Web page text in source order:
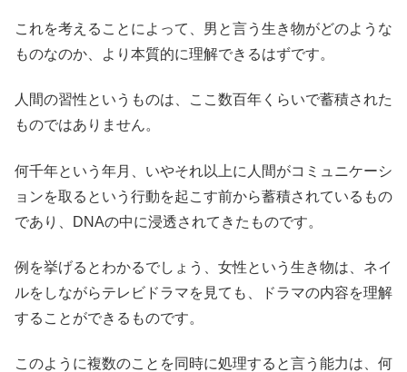
これを考えることによって、男と言う生き物がどのような
ものなのか、より本質的に理解できるはずです。
人間の習性というものは、ここ数百年くらいで蓄積された
ものではありません。
何千年という年月、いやそれ以上に人間がコミュニケーシ
ョンを取るという行動を起こす前から蓄積されているもの
であり、DNAの中に浸透されてきたものです。
例を挙げるとわかるでしょう、女性という生き物は、ネイ
ルをしながらテレビドラマを見ても、ドラマの内容を理解
することができるものです。
このように複数のことを同時に処理すると言う能力は、何